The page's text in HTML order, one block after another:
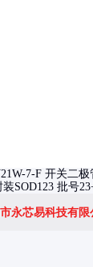
永芯易科技有限